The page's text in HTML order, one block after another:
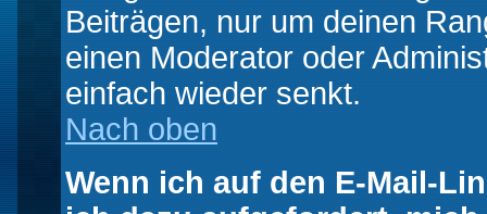
Beiträgen, nur um deinen
einen Moderator oder
einfach wieder senkt.
Nach oben
Wenn ich auf den E-Mail-